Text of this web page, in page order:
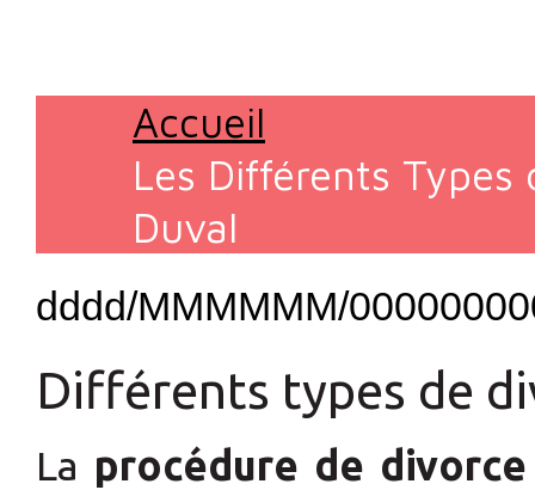
Accueil
Les Différents
Duval
dddd/MMMMMM/
Différents types de
La procédure de divorce